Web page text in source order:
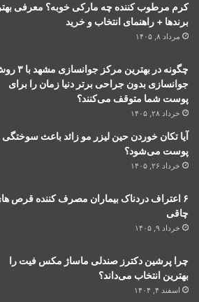
کرم مرطوب کننده چه مارکی خوبه؟ معرفی
برندها + راهنمای انتخاب و خرید
مرداد ۸, ۱۴۰۵
چگونه در بهترین مرکز
جوانسازی بدون جراحی برتر دنیا زمان را برای
پوست شما متوقف می‌کنند؟
خرداد ۲۸, ۱۴۰۵
آیا تکان خوردن حین لیزر مو زائد باعث سوختگی
پوست می‌شود؟
خرداد ۲۶, ۱۴۰۵
۶ اعتراف دردناک بیماران مصرف کننده قرص
چاقی
خرداد ۹, ۱۴۰۵
چرا پرشین دکترز صندلی ماساژ مکس فیت را
بهترین انتخاب می‌داند؟
اسفند ۴, ۱۴۰۴